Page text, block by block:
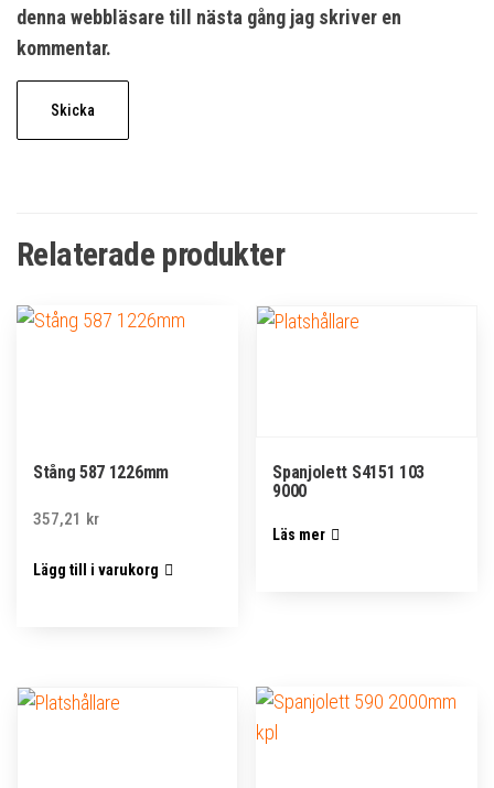
denna webbläsare till nästa gång jag skriver en
kommentar.
Relaterade produkter
Stång 587 1226mm
357,21 kr
Lägg till i varukorg
Spanjolett S4151 103
9000
Läs mer